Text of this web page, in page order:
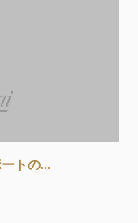
トの...